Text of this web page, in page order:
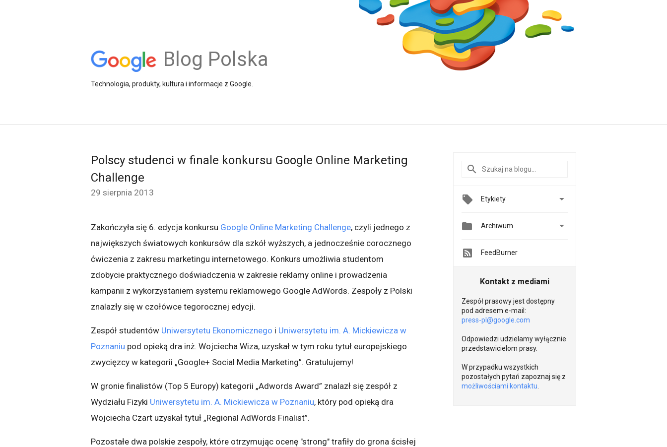
Blog Polska
Technologia, produkty, kultura i informacje z Google.
Polscy studenci w finale konkursu Google Online Marketing
Challenge
29 sierpnia 2013
Zakończyła się 6. edycja konkursu Google Online Marketing Challenge, czyli jednego z
największych światowych konkursów dla szkół wyższych, a jednocześnie corocznego
ćwiczenia z zakresu marketingu internetowego. Konkurs umożliwia studentom
zdobycie praktycznego doświadczenia w zakresie reklamy online i prowadzenia
kampanii z wykorzystaniem systemu reklamowego Google AdWords. Zespoły z Polski
znalazły się w czołówce tegorocznej edycji.
Zespół studentów Uniwersytetu Ekonomicznego i Uniwersytetu im. A. Mickiewicza w
Poznaniu pod opieką dra inż. Wojciecha Wiza, uzyskał w tym roku tytuł europejskiego
zwycięzcy w kategorii „Google+ Social Media Marketing”. Gratulujemy!
W gronie finalistów (Top 5 Europy) kategorii „Adwords Award” znalazł się zespół z
Wydziału Fizyki Uniwersytetu im. A. Mickiewicza w Poznaniu, który pod opieką dra
Wojciecha Czart uzyskał tytuł „Regional AdWords Finalist”.
Pozostałe dwa polskie zespoły, które otrzymując ocenę "strong" trafiły do grona ścisłej
Etykiety 
 Archiwum 
FeedBurner
Kontakt z mediami
Zespół prasowy jest dostępny
pod adresem e-mail:
press-pl@google.com
Odpowiedzi udzielamy wyłącznie
przedstawicielom prasy.
W przypadku wszystkich
pozostałych pytań zapoznaj się z
możliwościami kontaktu